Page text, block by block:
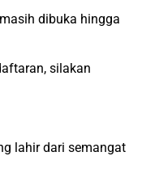
dibuka hingga
silakan
lahir dari semangat